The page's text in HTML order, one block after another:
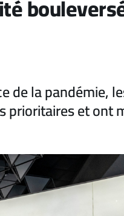
de la pandémie,
et ont